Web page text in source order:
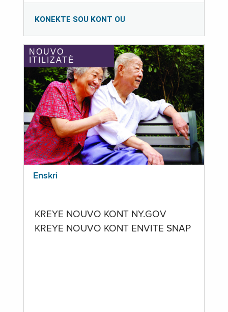
KONEKTE SOU KONT OU
NOUVO
ITILIZATÈ
Enskri
KREYE NOUVO KONT NY.GOV
KREYE NOUVO KONT ENVITE SNAP